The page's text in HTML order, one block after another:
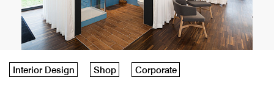
Interior Design Shop Corporate